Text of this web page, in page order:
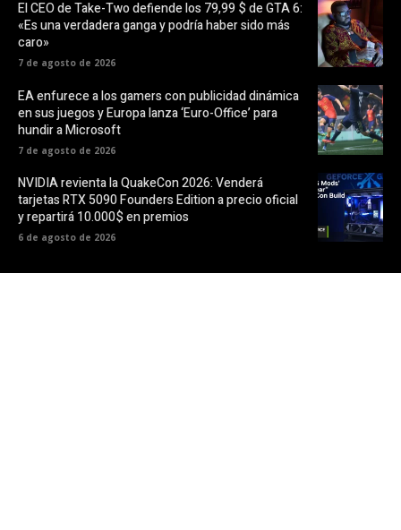
El CEO de Take-Two defiende los 79,99 $ de GTA 6:
«Es una verdadera ganga y podría haber sido más
caro»
7 de agosto de 2026
EA enfurece a los gamers con publicidad dinámica
en sus juegos y Europa lanza ‘Euro-Office’ para
hundir a Microsoft
7 de agosto de 2026
NVIDIA revienta la QuakeCon 2026: Venderá
tarjetas RTX 5090 Founders Edition a precio oficial
y repartirá 10.000$ en premios
6 de agosto de 2026